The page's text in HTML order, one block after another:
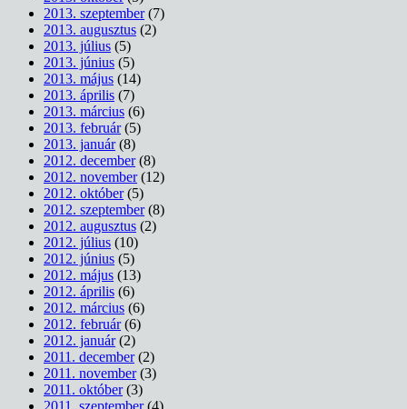
2013. szeptember(7)
2013. augusztus (2)
2013. július (5)
2013. június (5)
2013. május (14)
2013. április (7)
2013. március (6)
2013. február(5)
2013. január(8)
2012. december(8)
2012. november(12)
2012. október(5)
2012. szeptember(8)
2012. augusztus (2)
2012. július (10)
2012. június (5)
2012. május (13)
2012. április (6)
2012. március (6)
2012. február(6)
2012. január(2)
2011. december(2)
2011. november(3)
2011. október(3)